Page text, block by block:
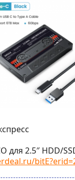
для 2.5″ HDD/